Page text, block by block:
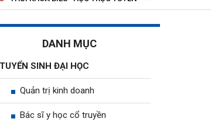
DANH MỤC
TUYỂN SINH ĐẠI HỌC
Quản trị kinh doanh
Bác sĩ y học cổ truyền